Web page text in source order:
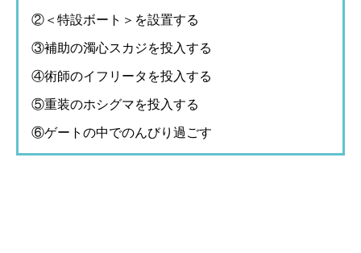
②＜特設ボート＞を設置する
③補助の濁心スカジを投入する
④術師のイフリータを投入する
⑤重装のホシグマを投入する
⑥ゲートの中でのんびり過ごす